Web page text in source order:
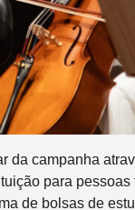
da campanha
para
de bolsas de